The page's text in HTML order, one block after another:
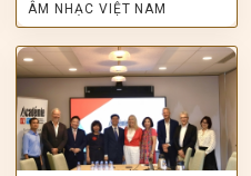
ÂM NHẠC VIỆT NAM